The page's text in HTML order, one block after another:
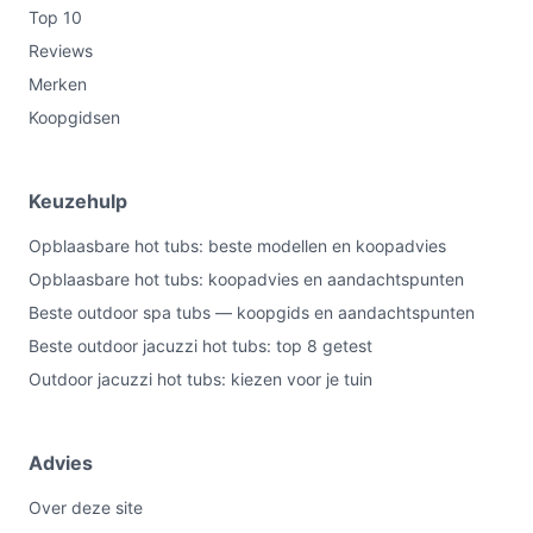
je een andere bevestiging gebruikt of als je ook een
filtercartridge nodig hebt — die wordt niet
meegeleverd. Controleer vóór aankoop de pasvorm met
jouw MSPA-filtercartridge en verifieer de diameter,
voordat je kiest.
Top 10
Reviews
Merken
Koopgidsen
Keuzehulp
Opblaasbare hot tubs: beste modellen en koopadvies
Opblaasbare hot tubs: koopadvies en aandachtspunten
Beste outdoor spa tubs — koopgids en aandachtspunten
Beste outdoor jacuzzi hot tubs: top 8 getest
Outdoor jacuzzi hot tubs: kiezen voor je tuin
Advies
Over deze site